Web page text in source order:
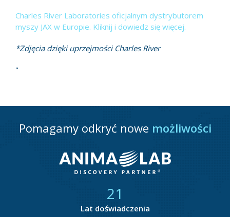
Charles River Laboratories oficjalnym dystrybutorem
myszy JAX w Europie. Kliknij i dowiedz się więcej.
*Zdjęcia dzięki uprzejmości Charles River
"
Pomagamy odkryć nowe możliwości
21
Lat doświadczenia